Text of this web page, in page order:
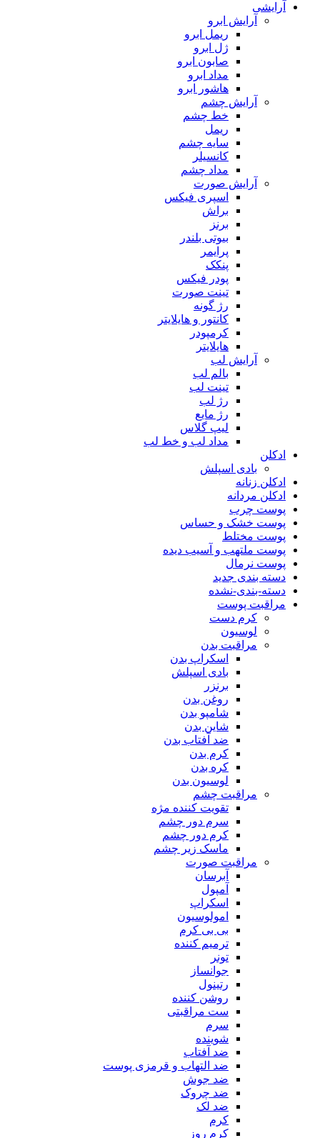
آرایشی
آرایش ابرو
ریمل ابرو
ژل ابرو
صابون ابرو
مداد ابرو
هاشور ابرو
آرایش چشم
خط چشم
ریمل
سایه چشم
کانسیلر
مداد چشم
آرایش صورت
اسپری فیکس
براش
برنز
بیوتی بلندر
پرایمر
پنکک
پودر فیکس
تینت صورت
رژ گونه
کانتور و هایلایتر
کرمپودر
هایلایتر
آرایش لب
بالم لب
تینت لب
رژ لب
رژ مایع
لیپ گلاس
مداد لب و خط لب
ادکلن
بادی اسپلش
ادکلن زنانه
ادکلن مردانه
پوست چرب
پوست خشک و حساس
پوست مختلط
پوست ملتهب و آسیب دیده
پوست نرمال
دسته بندی جدید
دسته-بندی-نشده
مراقبت پوست
کرم دست
لوسیون
مراقبت بدن
اسکراپ بدن
بادی اسپلش
برنزر
روغن بدن
شامپو بدن
شاین بدن
ضد آفتاب بدن
کرم بدن
کره بدن
لوسیون بدن
مراقبت چشم
تقویت کننده مژه
سرم دور چشم
کرم دور چشم
ماسک زیر چشم
مراقبت صورت
آبرسان
آمپول
اسکراپ
امولوسیون
بی بی کرم
ترمیم کننده
تونر
جوانساز
رتینول
روشن کننده
ست مراقبتی
سرم
شوینده
ضد آفتاب
ضد التهاب و قرمزی پوست
‌ضد جوش
ضد چروک
ضد لک
کرم
کرم روز